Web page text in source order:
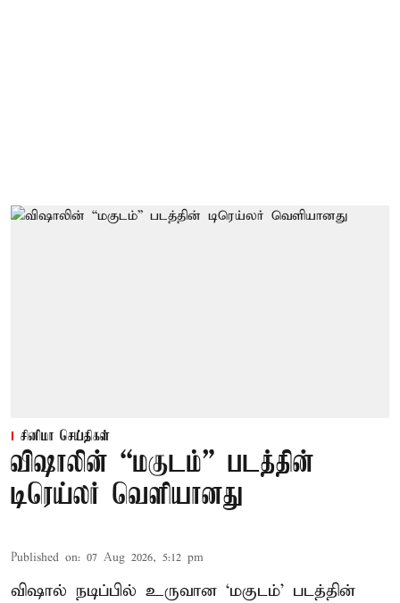
சினிமா செய்திகள்
விஷாலின் “மகுடம்” படத்தின்
டிரெய்லர் வெளியானது
Published on: 07 Aug 2026, 5:12 pm
விஷால் நடிப்பில் உருவான ‘மகுடம்’ படத்தின்